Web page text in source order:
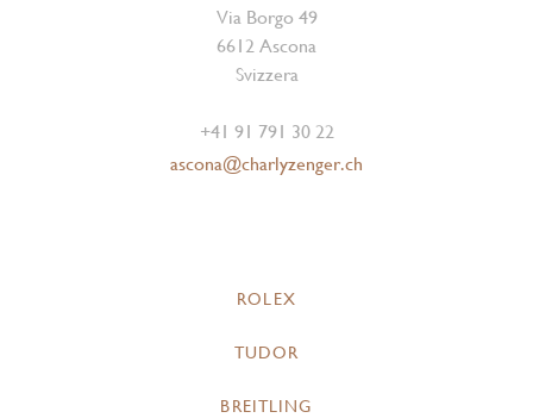
Via Borgo 49
6612 Ascona
Svizzera
+41 91 791 30 22
ascona@charlyzenger.ch
ROLEX
TUDOR
BREITLING